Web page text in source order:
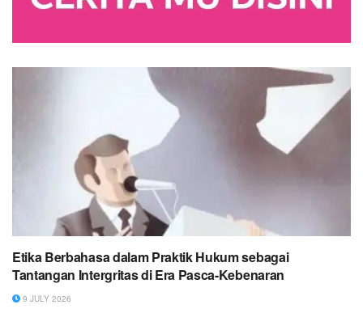
Etika Berbahasa dalam Praktik Hukum sebagai
Tantangan Intergritas di Era Pasca-Kebenaran
9 JULY 2026